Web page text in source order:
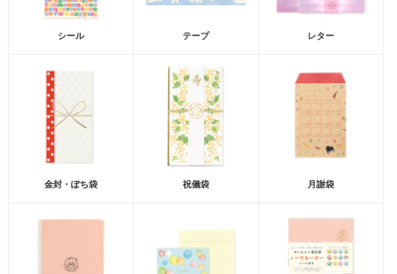
シール テープ レター
金封・ぽち袋 祝儀袋 月謝袋